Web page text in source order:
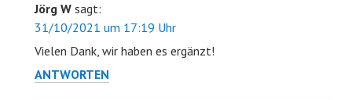
Jörg W sagt:
31/10/2021 um 17:19 Uhr
Vielen Dank, wir haben es ergänzt!
ANTWORTEN